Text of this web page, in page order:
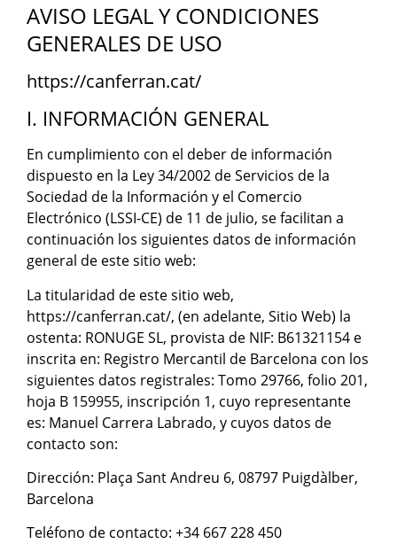
AVISO LEGAL Y CONDICIONES
GENERALES DE USO
https://canferran.cat/
I. INFORMACIÓN GENERAL
En cumplimiento con el deber de información
dispuesto en la Ley 34/2002 de Servicios de la
Sociedad de la Información y el Comercio
Electrónico (LSSI-CE) de 11 de julio, se facilitan a
continuación los siguientes datos de información
general de este sitio web:
La titularidad de este sitio web,
https://canferran.cat/, (en adelante, Sitio Web) la
ostenta: RONUGE SL, provista de NIF: B61321154 e
inscrita en: Registro Mercantil de Barcelona con los
siguientes datos registrales: Tomo 29766, folio 201,
hoja B 159955, inscripción 1, cuyo representante
es: Manuel Carrera Labrado, y cuyos datos de
contacto son:
Dirección: Plaça Sant Andreu 6, 08797 Puigdàlber,
Barcelona
Teléfono de contacto: +34 667 228 450